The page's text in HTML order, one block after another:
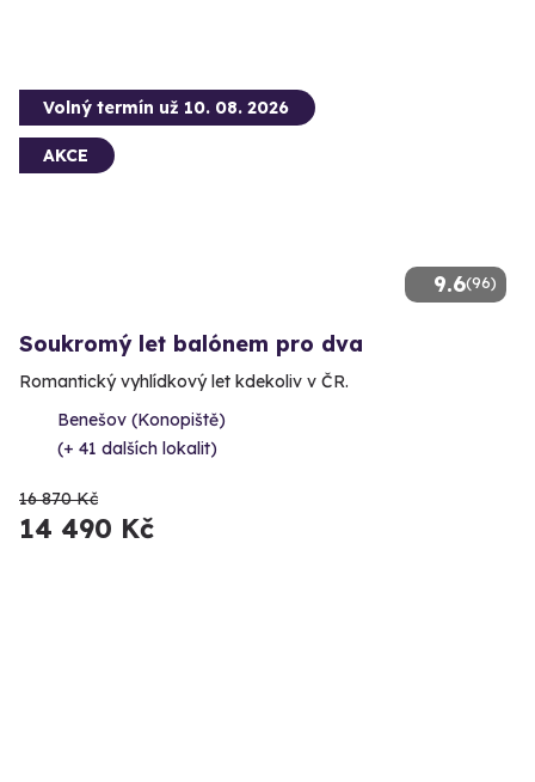
9.6(96)
Volný termín už 10. 08. 2026
AKCE
Soukromý let balónem pro dva
Romantický vyhlídkový let kdekoliv v ČR.
Benešov (Konopiště)
(+ 41 dalších lokalit)
16 870 Kč
14 490 Kč